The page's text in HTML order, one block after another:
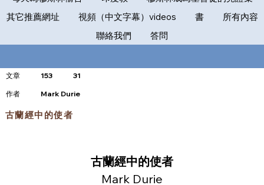
其它推薦網址
視頻（中文字幕）videos 書
所有內容
聯絡我們
答問
文章 153 31
​作者 Mark Durie
古蘭經中的使者
古蘭經中的使者
Mark Durie